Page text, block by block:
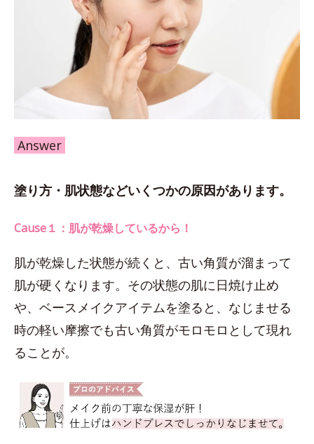
Answer
塗り方・肌状態などいくつかの原因があります。
Cause１：肌が乾燥しているから！
肌が乾燥した状態が続くと、古い角質が溜まって
肌が硬くなります。その状態の肌に日焼け止め
や、ベースメイクアイテムを塗ると、なじませる
時の軽い摩擦でも古い角質がモロモロとして現れ
ることが。